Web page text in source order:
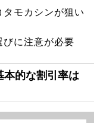
タモカシンが狙い
びに注意が必要
本的な割引率は